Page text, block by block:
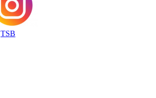
TSB